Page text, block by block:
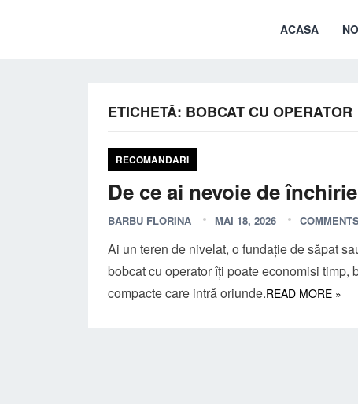
ACASA
ETICHETĂ: BOBCAT CU OPERATOR
RECOMANDARI
De ce ai nevoie de
BARBU FLORINA MAI 18, 2026
Ai un teren de nivelat, o fundație de săpat
bobcat cu operator îți poate economisi
compacte care intră oriunde.READ MORE »